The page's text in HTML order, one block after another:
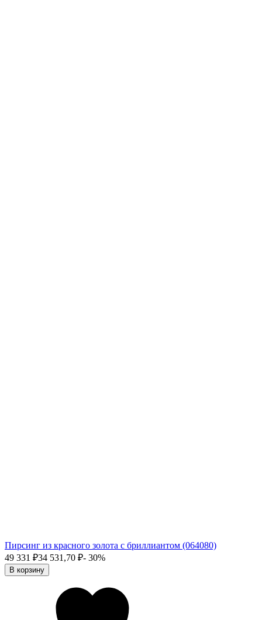
Пирсинг из красного золота с бриллиантом (064080)
49 331 ₽34 531,70 ₽- 30%
В корзину